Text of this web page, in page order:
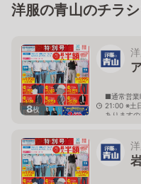
洋服の青山のチラ
8枚
■通常営業
21:00 ※土
あります